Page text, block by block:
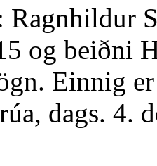
Ragnhildur
og beiðni
Einnig
dags. 4.